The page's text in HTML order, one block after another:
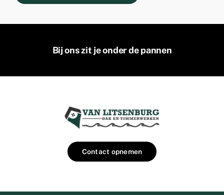
Bij ons zit je onder de pannen
Contact opnemen